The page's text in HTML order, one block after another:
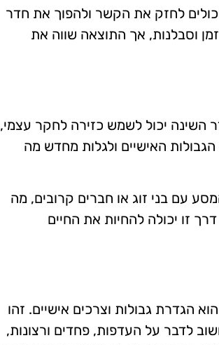
לחזק את הקשר ולהפוך את חדר
וסבלנות, אך התוצאה שווה את
השינה יכול לשמש כזירה לחקר עצמי,
האישיים ולגלות מחדש מה
עם בני זוג או חברים קרובים, מה
זו יכולה להחיות את החיים
הגדרת גבולות וצרכים אישיים. זהו
לדבר על העדפות, פחדים ורצונות,